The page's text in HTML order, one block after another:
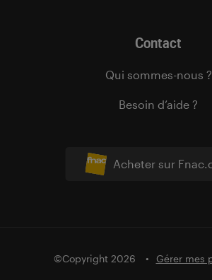
Acheter sur
Contact
Qui sommes-nous ?
Besoin d’aide ?
©Copyright 2026 Gérer mes